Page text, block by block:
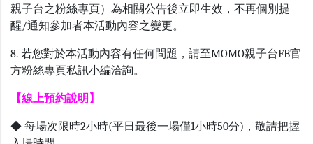
親子台之粉絲專頁）為相關公告後立即生效，不再個別提
醒/通知參加者本活動內容之變更。
8. 若您對於本活動內容有任何問題，請至MOMO親子台FB官
方粉絲專頁私訊小編洽詢。
【線上預約說明】
◆ 每場次限時2小時(平日最後一場僅1小時50分)，敬請把握